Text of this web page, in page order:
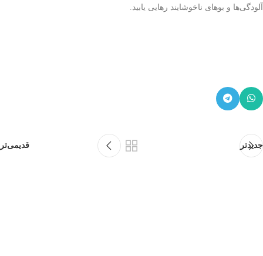
آلودگی‌ها و بوهای ناخوشایند رهایی یابید.
جدیدتر قدیمی‌تر